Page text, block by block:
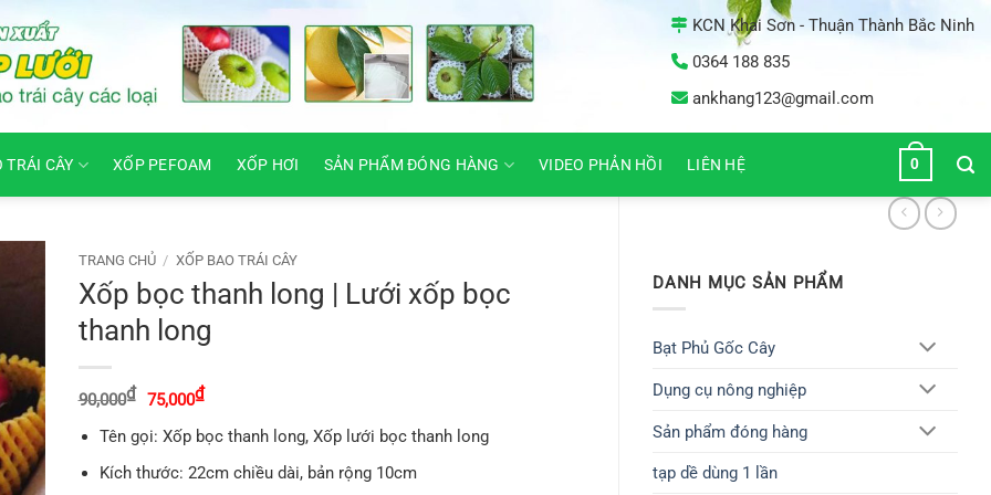
KCN Khai Sơn - Thuận Thành Bắc Ninh
0364 188 835
ankhang123@gmail.com
TRÁI CÂY XỐP PEFOAM XỐP HƠI SẢN PHẨM ĐÓNG HÀNG VIDEO PHẢN HỒI LIÊN HỆ 0
DANH MỤC SẢN PHẨM
Bạt Phủ Gốc Cây
Dụng cụ nông nghiệp
Sản phẩm đóng hàng
tạp dề dùng 1 lần
TRANG CHỦ / XỐP BAO TRÁI CÂY
Xốp bọc thanh long | Lưới xốp bọc
thanh long
90,000₫ Giá
gốc
là:
90,000₫.
75,000₫Giá
là:
Tên gọi: Xốp bọc thanh long, Xốp lưới bọc thanh long
Kích thước: 22cm chiều dài, bản rộng 10cm